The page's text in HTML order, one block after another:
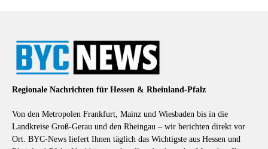
Regionale Nachrichten für Hessen & Rheinland-Pfalz
Von den Metropolen Frankfurt, Mainz und Wiesbaden bis in die
Landkreise Groß-Gerau und den Rheingau – wir berichten direkt vor
Ort. BYC-News liefert Ihnen täglich das Wichtigste aus Hessen und